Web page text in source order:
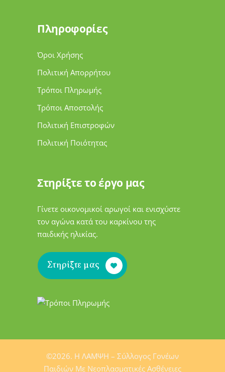
Πληροφορίες
Όροι Χρήσης
Πολιτική Απορρήτου
Τρόποι Πληρωμής
Τρόποι Αποστολής
Πολιτική Επιστροφών
Πολιτική Ποιότητας
Στηρίξτε το έργο μας
Γίνετε οικονομικοί αρωγοί και ενισχύστε
τον αγώνα κατά του καρκίνου της
παιδικής ηλικίας.
Στηρίξτε μας
©2026. H ΛΑΜΨΗ – Σύλλογος Γονέων
Παιδιών Mε Νεοπλασματικές Ασθένειες